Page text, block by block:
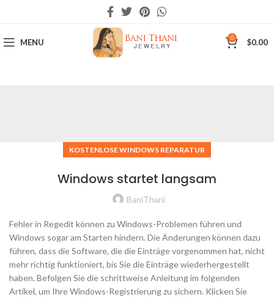
MENU 0 $0.00
KOSTENLOSE WINDOWS REPARATUR
Windows startet langsam
BaniThani
Fehler in Regedit können zu Windows-Problemen führen und
Windows sogar am Starten hindern. Die Änderungen können dazu
führen, dass die Software, die die Einträge vorgenommen hat, nicht
mehr richtig funktioniert, bis Sie die Einträge wiederhergestellt
haben. Befolgen Sie die schrittweise Anleitung im folgenden
Artikel, um Ihre Windows-Registrierung zu sichern. Klicken Sie